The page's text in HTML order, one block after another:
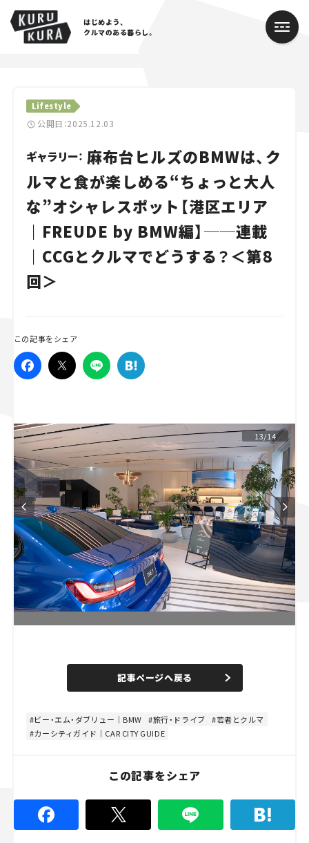
はじめよう、
クルマのある暮らし。
Lifestyle
公開日：2025.12.03
ギャラリー： 麻布台ヒルズのBMWは、ク
ルマと食が楽しめる“ちょっと大人
な”オシャレスポット【港区エリア
｜FREUDE by BMW編】──連載
｜CCGとクルマでどうする？＜第8
回＞
この記事をシェア
13/14
n
e
d
0
記事ページへ戻る
ビー・エム・ダブリュー｜BMW 旅行・ドライブ
若者とクルマ
カーシティガイド｜CAR CITY GUIDE
この記事をシェア
Cars
Lifestyle
Traffic
Special
Series
Campaign
マツダ｜Mazda